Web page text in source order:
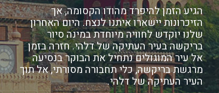
הגיע הזמן להיפרד מהודו הקסומה, אך
הזיכרונות יישארו איתנו לנצח. היום האחרון
שלנו יוקדש לחוויה מיוחדת במינה סיור
בריקשה בעיר העתיקה של דלהי. חזרה בזמן
אל עיר המוגולים נתחיל את הבוקר בנסיעה
מרגשת בריקשה, כלי תחבורה מסורתי, אל תוך
העיר העתיקה של דלהי.